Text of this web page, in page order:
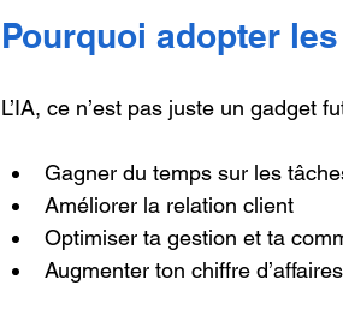
Pourquoi adopter
L’IA, ce n’est pas juste un gadget
Gagner du temps sur les
Améliorer la relation client
Optimiser ta gestion et ta
Augmenter ton chiffre d’affaires